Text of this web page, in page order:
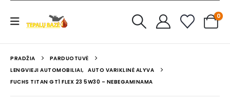
0
PRADŽIA
PARDUOTUVĖ
LENGVIEJI AUTOMOBILIAI, AUTO VARIKLINĖ ALYVA
FUCHS TITAN GT1 FLEX 23 5W30 – NEBEGAMINAMA